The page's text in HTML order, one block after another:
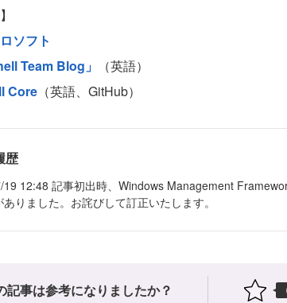
ソフト
Team Blog」
（英語）
Core （英語、GitHub）
歴
12:48 記事初出時、Windows Management
りました。お詫びして訂正いたします。
記事は参考になりましたか？